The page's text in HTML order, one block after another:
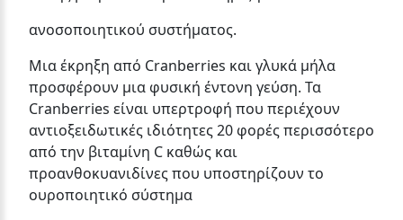
ανοσοποιητικού συστήματος.
Μια έκρηξη από Cranberries και γλυκά μήλα
προσφέρουν μια φυσική έντονη γεύση. Τα
Cranberries είναι υπερτροφή που περιέχουν
αντιοξειδωτικές ιδιότητες 20 φορές περισσότερο
από την βιταμίνη C καθώς και
προανθοκυανιδίνες που υποστηρίζουν το
ουροποιητικό σύστημα